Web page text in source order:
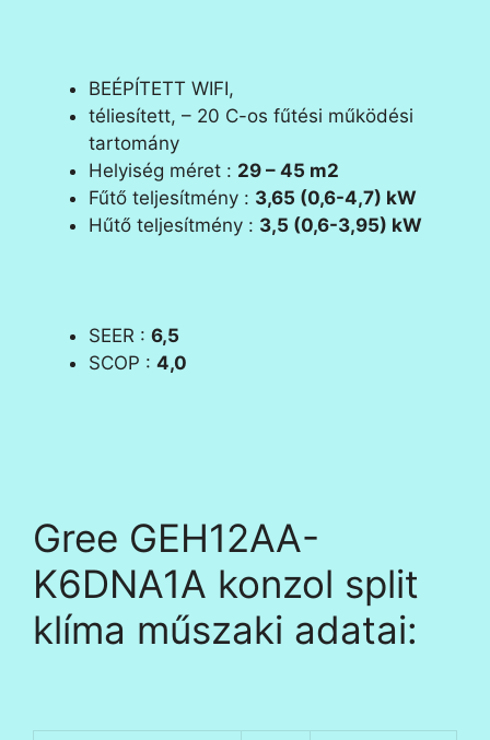
BEÉPÍTETT WIFI,
téliesített, – 20 C-os fűtési működési
tartomány
Helyiség méret : 29 – 45 m2
Fűtő teljesítmény : 3,65 (0,6-4,7) kW
Hűtő teljesítmény : 3,5 (0,6-3,95) kW
SEER : 6,5
SCOP : 4,0
Gree GEH12AA-
K6DNA1A konzol split
klíma műszaki adatai: